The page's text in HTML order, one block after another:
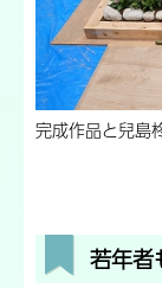
完成作品と兒島
若年者